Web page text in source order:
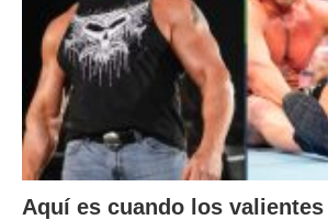
Aquí es cuando los